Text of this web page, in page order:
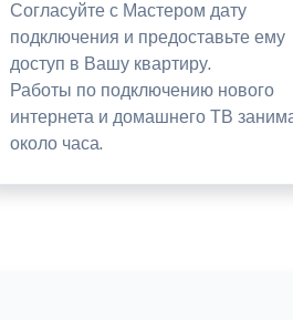
Согласуйте с Мастером дату
подключения и предоставьте ему
доступ в Вашу квартиру.
Работы по подключению нового
интернета и домашнего ТВ
около часа.